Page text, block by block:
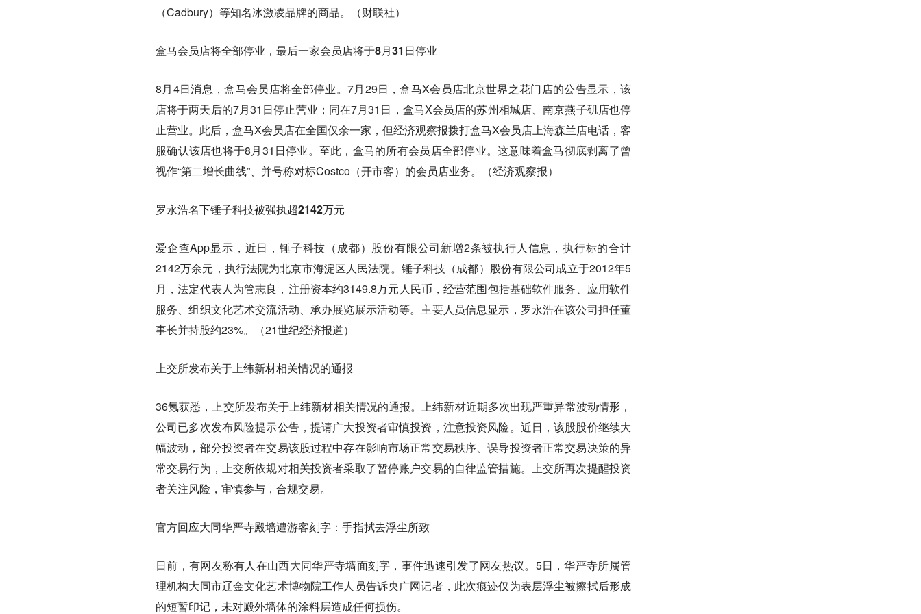
（Cadbury）等知名冰激凌品牌的商品。（财联社）
盒马会员店将全部停业，最后一家会员店将于8月31日停业
8月4日消息，盒马会员店将全部停业。7月29日，盒马X会员店北京世界之花门店的公告显示，该
店将于两天后的7月31日停止营业；同在7月31日，盒马X会员店的苏州相城店、南京燕子矶店也停
止营业。此后，盒马X会员店在全国仅余一家，但经济观察报拨打盒马X会员店上海森兰店电话，客
服确认该店也将于8月31日停业。至此，盒马的所有会员店全部停业。这意味着盒马彻底剥离了曾
视作“第二增长曲线”、并号称对标Costco（开市客）的会员店业务。（经济观察报）
罗永浩名下锤子科技被强执超2142万元
爱企查App显示，近日，锤子科技（成都）股份有限公司新增2条被执行人信息，执行标的合计
2142万余元，执行法院为北京市海淀区人民法院。锤子科技（成都）股份有限公司成立于2012年5
月，法定代表人为管志良，注册资本约3149.8万元人民币，经营范围包括基础软件服务、应用软件
服务、组织文化艺术交流活动、承办展览展示活动等。主要人员信息显示，罗永浩在该公司担任董
事长并持股约23%。（21世纪经济报道）
上交所发布关于上纬新材相关情况的通报
36氪获悉，上交所发布关于上纬新材相关情况的通报。上纬新材近期多次出现严重异常波动情形，
公司已多次发布风险提示公告，提请广大投资者审慎投资，注意投资风险。近日，该股股价继续大
幅波动，部分投资者在交易该股过程中存在影响市场正常交易秩序、误导投资者正常交易决策的异
常交易行为，上交所依规对相关投资者采取了暂停账户交易的自律监管措施。上交所再次提醒投资
者关注风险，审慎参与，合规交易。
官方回应大同华严寺殿墙遭游客刻字：手指拭去浮尘所致
日前，有网友称有人在山西大同华严寺墙面刻字，事件迅速引发了网友热议。5日，华严寺所属管
理机构大同市辽金文化艺术博物院工作人员告诉央广网记者，此次痕迹仅为表层浮尘被擦拭后形成
的短暂印记，未对殿外墙体的涂料层造成任何损伤。